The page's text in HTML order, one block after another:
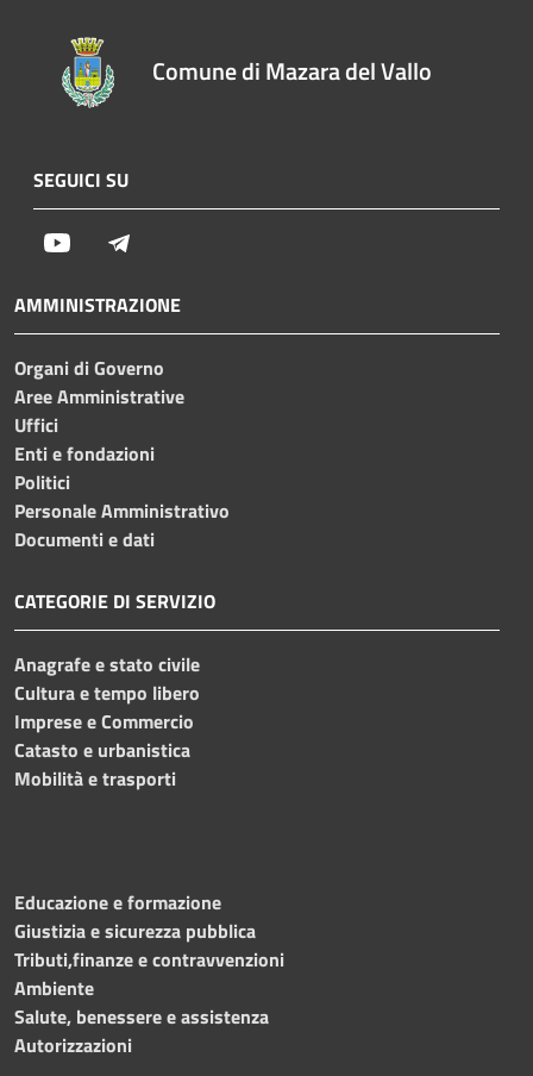
Comune di Mazara del Vallo
SEGUICI SU
Youtube
AMMINISTRAZIONE
Organi di Governo
Aree Amministrative
Uffici
Enti e fondazioni
Politici
Personale Amministrativo
Documenti e dati
CATEGORIE DI SERVIZIO
Anagrafe e stato civile
Cultura e tempo libero
Imprese e Commercio
Catasto e urbanistica
Mobilità e trasporti
Educazione e formazione
Giustizia e sicurezza pubblica
Tributi,finanze e contravvenzioni
Ambiente
Salute, benessere e assistenza
Autorizzazioni